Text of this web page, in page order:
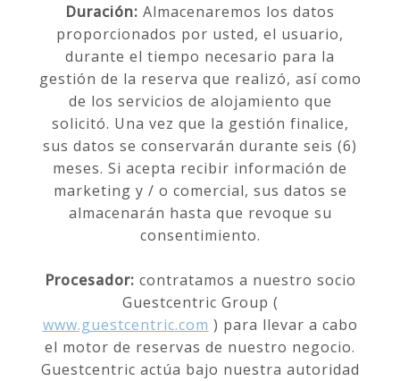
Duración: Almacenaremos los datos
proporcionados por usted, el usuario,
durante el tiempo necesario para la
gestión de la reserva que realizó, así como
de los servicios de alojamiento que
solicitó. Una vez que la gestión finalice,
sus datos se conservarán durante seis (6)
meses. Si acepta recibir información de
marketing y / o comercial, sus datos se
almacenarán hasta que revoque su
consentimiento.
Procesador: contratamos a nuestro socio
Guestcentric Group (
www.guestcentric.com ) para llevar a cabo
el motor de reservas de nuestro negocio.
Guestcentric actúa bajo nuestra autoridad